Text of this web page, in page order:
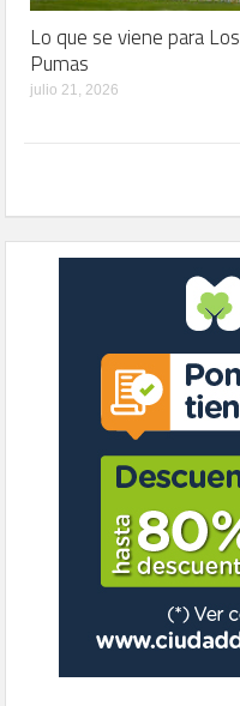
Lo que se viene para Los
Pumas
julio 21, 2026